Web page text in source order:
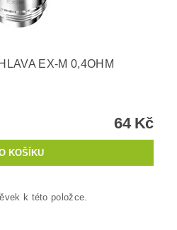
EX-M 0,4OHM
64 Kč
k této položce.